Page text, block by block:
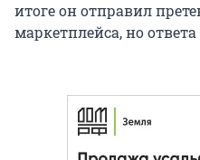
итоге он отправил
маркетплейса, но ответа